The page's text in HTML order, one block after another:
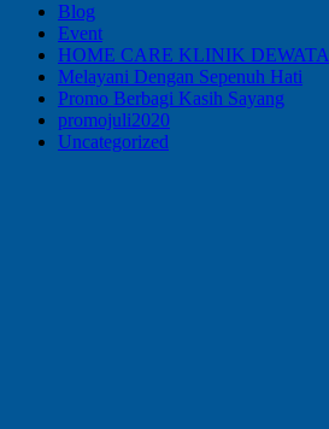
Blog
Event
HOME CARE KLINIK DEWATA
Melayani Dengan Sepenuh Hati
Promo Berbagi Kasih Sayang
promojuli2020
Uncategorized